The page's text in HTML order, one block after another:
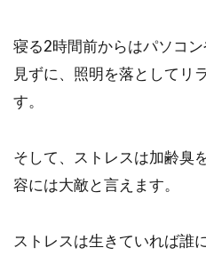
寝る2時間前からはパソコ
見ずに、照明を落としてリ
す。
そして、ストレスは加齢臭
容には大敵と言えます。
ストレスは生きていれば誰